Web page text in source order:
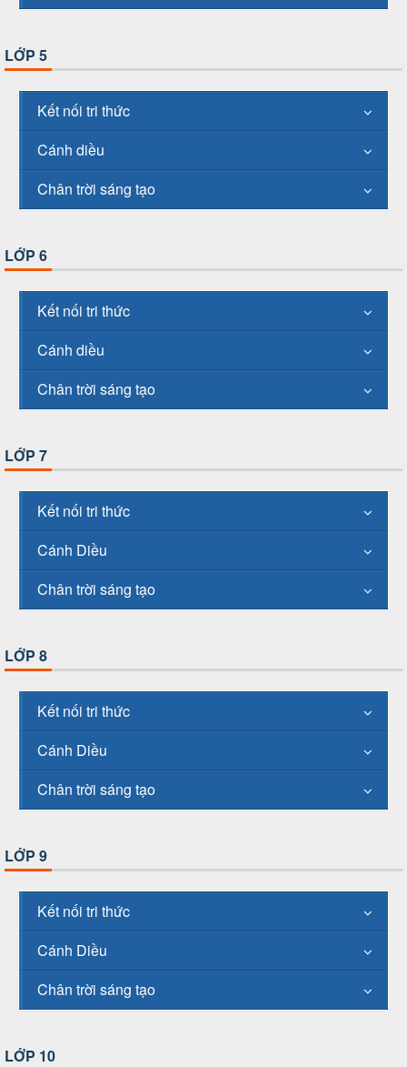
LỚP 5
Kết nối tri thức
Cánh diều
Chân trời sáng tạo
LỚP 6
Kết nối tri thức
Cánh diều
Chân trời sáng tạo
LỚP 7
Kết nối tri thức
Cánh Diều
Chân trời sáng tạo
LỚP 8
Kết nối tri thức
Cánh Diều
Chân trời sáng tạo
LỚP 9
Kết nối tri thức
Cánh Diều
Chân trời sáng tạo
LỚP 10